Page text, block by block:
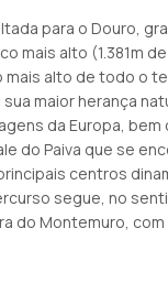
para o Douro,
mais alto (1.381m
alto de todo o
maior herança
da Europa,
do Paiva que se
centros
segue, no
do Montemuro,